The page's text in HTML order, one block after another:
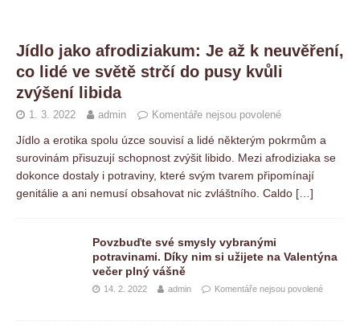
Jídlo jako afrodiziakum: Je až k neuvěření,
co lidé ve světě strčí do pusy kvůli
zvýšení libida
1. 3. 2022 admin Komentáře nejsou povolené
Jídlo a erotika spolu úzce souvisí a lidé některým pokrmům a
surovinám přisuzují schopnost zvýšit libido. Mezi afrodiziaka se
dokonce dostaly i potraviny, které svým tvarem připomínají
genitálie a ani nemusí obsahovat nic zvláštního. Caldo […]
Povzbuďte své smysly vybranými
potravinami. Díky nim si užijete na Valentýna
večer plný vášně
14. 2. 2022 admin Komentáře nejsou povolené